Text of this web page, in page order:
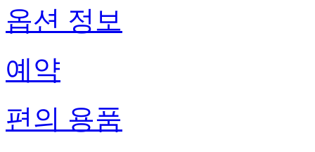
옵션 정보
예약
편의 용품